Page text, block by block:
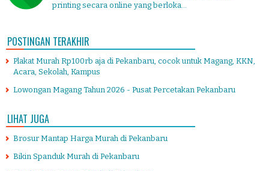
printing secara online yang berloka...
POSTINGAN TERAKHIR
Plakat Murah Rp100rb aja di Pekanbaru, cocok untuk Magang, KKN,
Acara, Sekolah, Kampus
Lowongan Magang Tahun 2026 - Pusat Percetakan Pekanbaru
LIHAT JUGA
Brosur Mantap Harga Murah di Pekanbaru
Bikin Spanduk Murah di Pekanbaru